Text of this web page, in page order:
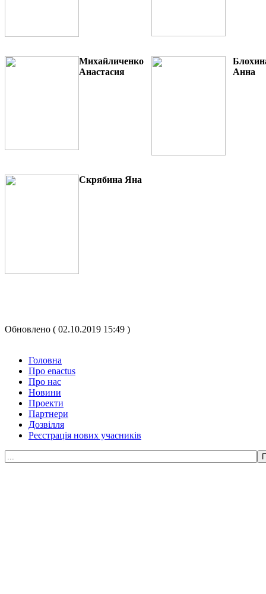
Михайличенко
Анастасия
Анна
Скрябина Яна
Обновлено ( 02.10.2019 15:49 )
Головна
Про enactus
Про нас
Новини
Проекти
Партнери
Дозвілля
Реєстрація нових учасників